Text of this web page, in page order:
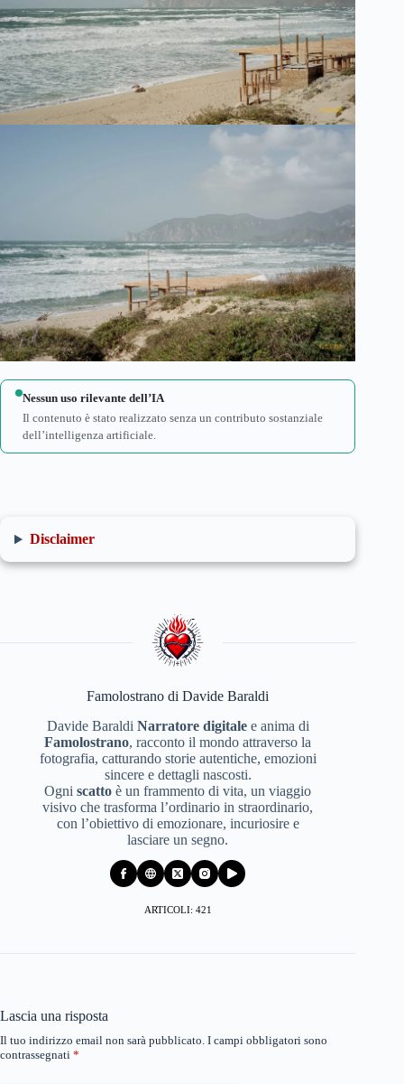
Nessun uso rilevante dell’IA
Il contenuto è stato realizzato senza un contributo sostanziale
dell’intelligenza artificiale.
Disclaimer
Famolostrano di Davide Baraldi
Davide Baraldi Narratore digitalee anima di
Famolostrano, racconto il mondo attraverso la
fotografia, catturando storie autentiche, emozioni
sincere e dettagli nascosti.
Ogniscatto è un frammento di vita, un viaggio
visivo che trasforma l’ordinario in straordinario,
con l’obiettivo di emozionare, incuriosire e
lasciare un segno.
ARTICOLI: 421
Lascia una risposta
Il tuo indirizzo email non sarà pubblicato. I campi obbligatori sono
contrassegnati *